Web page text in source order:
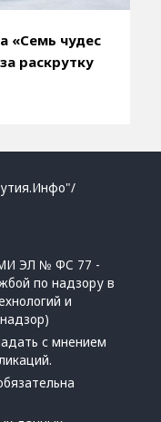
«Семь чудес
раскрутку
ЭЛ № ФС 77 -
по надзору в
и
с мнением